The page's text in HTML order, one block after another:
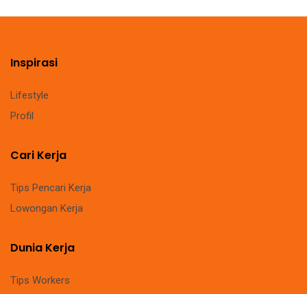
Inspirasi
Lifestyle
Profil
Cari Kerja
Tips Pencari Kerja
Lowongan Kerja
Dunia Kerja
Tips Workers